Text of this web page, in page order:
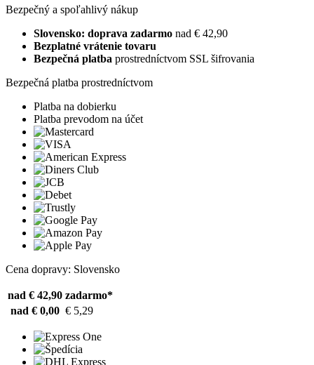
Bezpečný a spoľahlivý nákup
Slovensko: doprava zadarmo nad € 42,90
Bezplatné vrátenie tovaru
Bezpečná platba prostredníctvom SSL šifrovania
Bezpečná platba prostredníctvom
Platba na dobierku
Platba prevodom na účet
Cena dopravy: Slovensko
nad € 42,90 zadarmo*
nad € 0,00 € 5,29